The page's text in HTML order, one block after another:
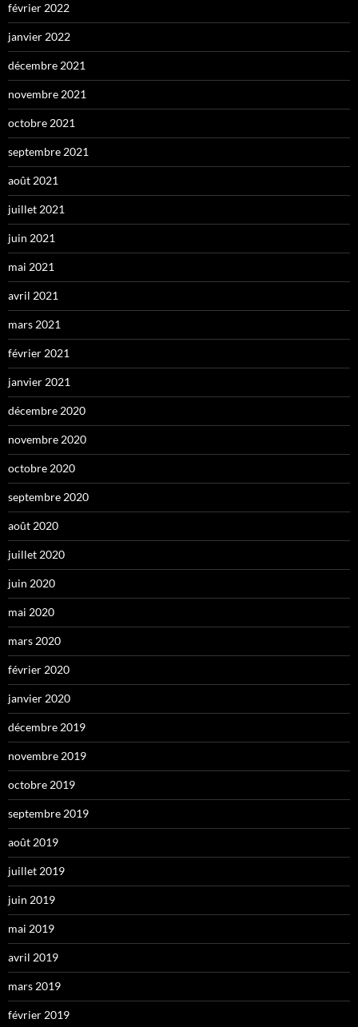
février 2022
janvier 2022
décembre 2021
novembre 2021
octobre 2021
septembre 2021
août 2021
juillet 2021
juin 2021
mai 2021
avril 2021
mars 2021
février 2021
janvier 2021
décembre 2020
novembre 2020
octobre 2020
septembre 2020
août 2020
juillet 2020
juin 2020
mai 2020
mars 2020
février 2020
janvier 2020
décembre 2019
novembre 2019
octobre 2019
septembre 2019
août 2019
juillet 2019
juin 2019
mai 2019
avril 2019
mars 2019
février 2019